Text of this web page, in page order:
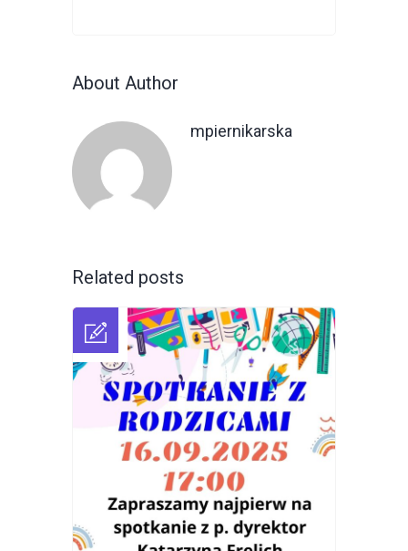
About Author
mpiernikarska
Related posts